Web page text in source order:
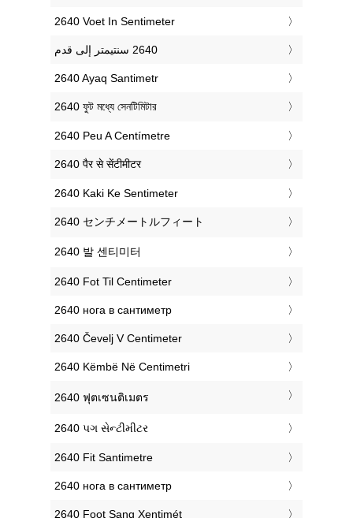
‎2640 Voet In Sentimeter
‎2640 Ayaq Santimetr
‎2640 ফুট মধ্যে সেনটিমিটার
‎2640 Peu A Centímetre
‎2640 पैर से सेंटीमीटर
‎2640 Kaki Ke Sentimeter
‎2640 センチメートルフィート
‎2640 발 센티미터
‎2640 Fot Til Centimeter
‎2640 нога в сантиметр
‎2640 Čevelj V Centimeter
‎2640 Këmbë Në Centimetri
‎2640 ฟุตเซนติเมตร
‎2640 પગ સેન્ટીમીટર
‎2640 Fit Santimetre
‎2640 нога в сантиметр
‎2640 Foot Sang Xentimét